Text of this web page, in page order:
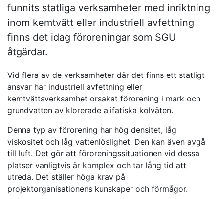
funnits statliga verksamheter med inriktning
inom kemtvätt eller industriell avfettning
finns det idag föroreningar som SGU
åtgärdar.
Vid flera av de verksamheter där det finns ett statligt
ansvar har industriell avfettning eller
kemtvättsverksamhet orsakat förorening i mark och
grundvatten av klorerade alifatiska kolväten.
Denna typ av förorening har hög densitet, låg
viskositet och låg vattenlöslighet. Den kan även avgå
till luft. Det gör att föroreningssituationen vid dessa
platser vanligtvis är komplex och tar lång tid att
utreda. Det ställer höga krav på
projektorganisationens kunskaper och förmågor.